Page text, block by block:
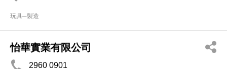
玩具─製造
怡華實業有限公司
2960 0901